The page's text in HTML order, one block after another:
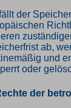
der
ab,
und
oder
der